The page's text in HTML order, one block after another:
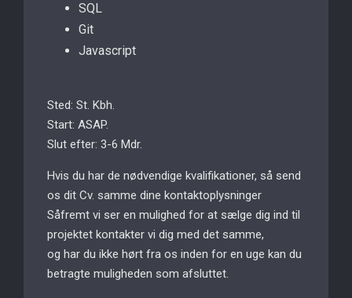
SQL
Git
Javascript
Sted: St. Kbh.
Start: ASAP.
Slut efter: 3-6 Mdr.
Hvis du har de nødvendige kvalifikationer, så send
os dit Cv. samme dine kontaktoplysninger
Såfremt vi ser en mulighed for at sælge dig ind til
projektet kontakter vi dig med det samme,
og har du ikke hørt fra os inden for en uge kan du
betragte muligheden som afsluttet.